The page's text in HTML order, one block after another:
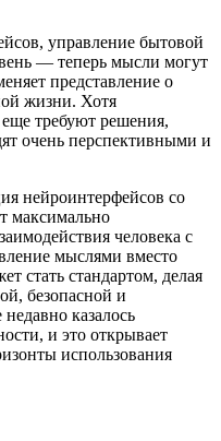
управление бытовой
— теперь мысли могут
представление о
жизни. Хотя
требуют решения,
очень перспективными и
нейроинтерфейсов со
максимально
человека с
мыслями вместо
стать стандартом, делая
безопасной и
казалось
и это открывает
использования